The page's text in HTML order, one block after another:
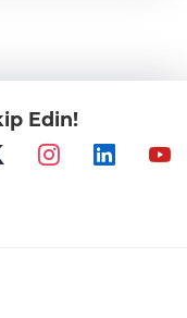
Edin!